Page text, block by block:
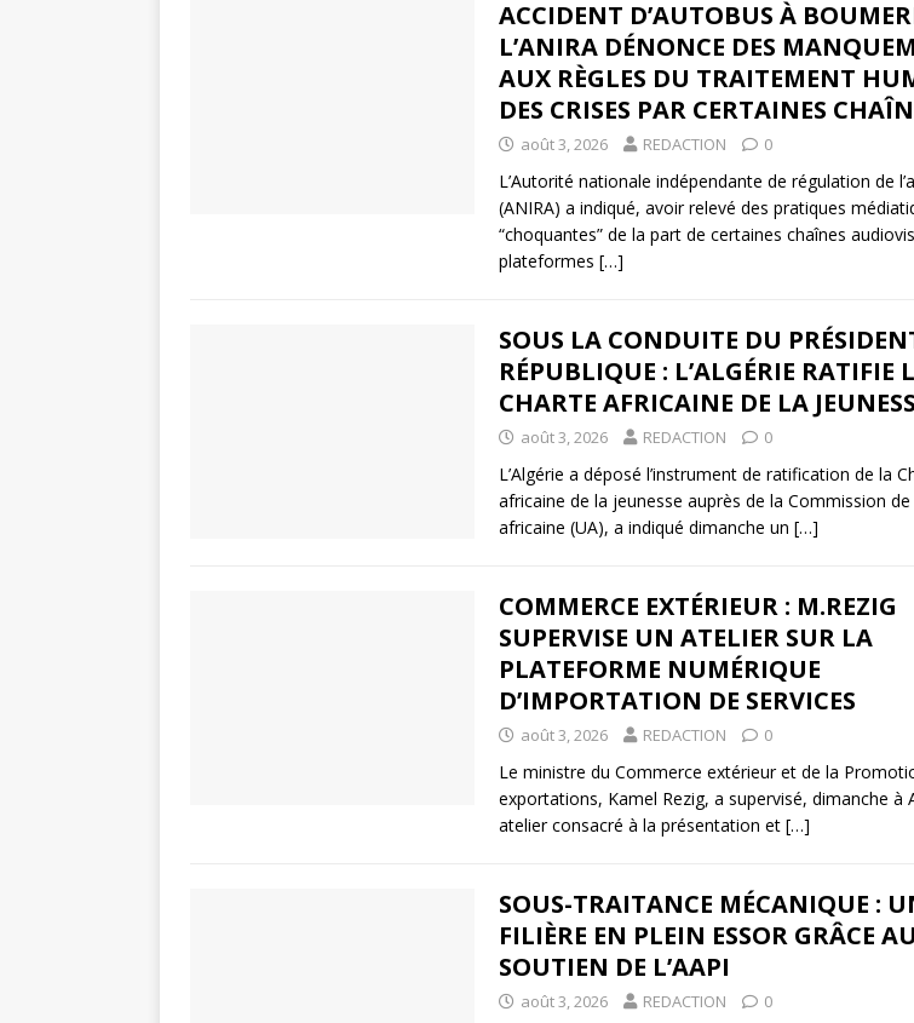
ACCIDENT D’AUTOBUS À
L’ANIRA DÉNONCE DES
AUX RÈGLES DU TRAITEMENT
DES CRISES PAR CERTAINES
août 3, 2026 REDACTION 0
L’Autorité nationale indépendante de régulation de
(ANIRA) a indiqué, avoir relevé des pratiques
“choquantes” de la part de certaines chaînes
plateformes […]
SOUS LA CONDUITE DU
RÉPUBLIQUE : L’ALGÉRIE RATIFIE
CHARTE AFRICAINE DE LA
août 3, 2026 REDACTION 0
L’Algérie a déposé l’instrument de ratification de la
africaine de la jeunesse auprès de la Commission de
africaine (UA), a indiqué dimanche un […]
COMMERCE EXTÉRIEUR : M.REZIG
SUPERVISE UN ATELIER SUR LA
PLATEFORME NUMÉRIQUE
D’IMPORTATION DE SERVICES
août 3, 2026 REDACTION 0
Le ministre du Commerce extérieur et de la
exportations, Kamel Rezig, a supervisé, dimanche à
atelier consacré à la présentation et […]
SOUS-TRAITANCE MÉCANIQUE :
FILIÈRE EN PLEIN ESSOR GRÂCE AU
SOUTIEN DE L’AAPI
août 3, 2026 REDACTION 0